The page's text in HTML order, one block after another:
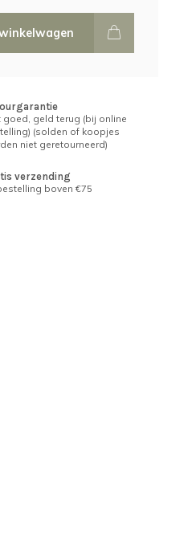
goed, geld terug (bij online
(solden of koopjes
niet geretourneerd)
verzending
boven €75